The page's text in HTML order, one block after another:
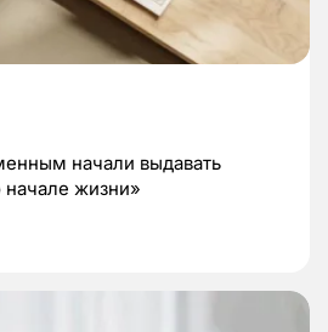
начали выдавать
начале жизни»